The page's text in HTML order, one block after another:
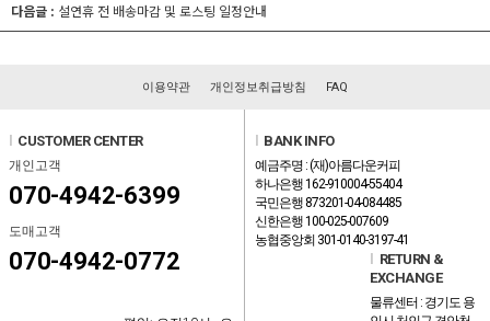
다음글 : 설연휴 전 배송마감 및 로스팅 일정안내
이용약관 개인정보취급방침 FAQ
CUSTOMER CENTER
개인고객
070-4942-6399
도매고객
070-4942-0772
BANK INFO
예금주명 : (재)아름다운커피
하나은행 162-910004-55404
국민은행 873201-04-084485
신한은행 100-025-007609
농협중앙회 301-0140-3197-41
RETURN &
EXCHANGE
물류센터 : 경기도 용